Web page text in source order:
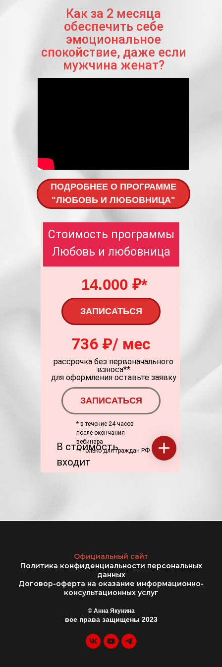
рассрочка без первоначального
взноса**
для оформления оставьте заявку
ЗАПИСАТЬСЯ
ЗАПИСАТЬСЯ
Как за 2 месяца
обеспечить себе
эмоциональное
спокойствие, даже если
мужчина женат?
14.000 ₽*
736 ₽/ мес
* в течение 24 часов
после окончания
вебинара
** только для граждан РФ
В стоимость
входит
Стоимость программы
Любовь и любовница
ПОДРОБНЕЕ О ПРОГРАММЕ
"ЛЮБОВЬ И ЛЮБОВНИЦА"
Официальный сайт
Политика конфиденциальности персональных
данных
Договор-оферта на оказание информационно-
консультационных услуг
© Анна Якунина
все права защищены 2023